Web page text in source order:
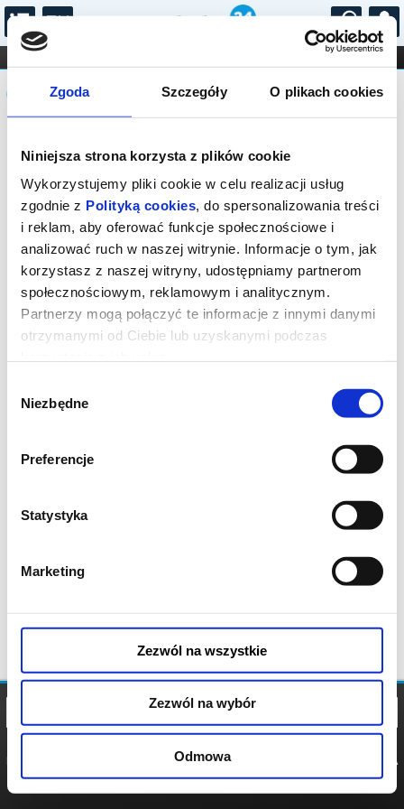
Zgoda Szczegóły O plikach cookies
Niniejsza strona korzysta z plików cookie
Wykorzystujemy pliki cookie w celu realizacji usług
zgodnie z Polityką cookies, do spersonalizowania treści
i reklam, aby oferować funkcje społecznościowe i
analizować ruch w naszej witrynie. Informacje o tym, jak
korzystasz z naszej witryny, udostępniamy partnerom
społecznościowym, reklamowym i analitycznym.
Partnerzy mogą połączyć te informacje z innymi danymi
otrzymanymi od Ciebie lub uzyskanymi podczas
zgody
Niezbędne
Preferencje
Statystyka
Marketing
Zezwól na wszystkie
Zezwól na wybór
Odmowa
...
FILHARMONIA OPERA I BALET
STAND-UP
DLA DZIECI
Komunikat
Sprzedaż on-line została zakończona,
sprawdź dostępność biletów w kasach
instytucji.
POLITYKA
POLITYKA